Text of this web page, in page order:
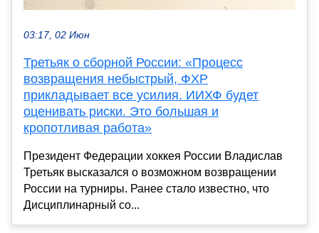
03:17, 02 Июн
Третьяк о сборной России: «Процесс
возвращения небыстрый, ФХР
прикладывает все усилия. ИИХФ будет
оценивать риски. Это большая и
кропотливая работа»
Президент Федерации хоккея России Владислав
Третьяк высказался о возможном возвращении
России на турниры. Ранее стало известно, что
Дисциплинарный со...